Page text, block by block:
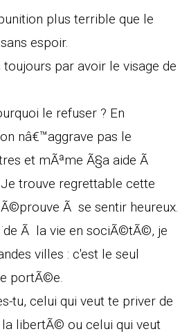
plus terrible que le
espoir.
par avoir le visage de
le refuser ? En
nâ€™aggrave pas le
et mÃªme Ã§a aide Ã
trouve regrettable cette
Ã se sentir heureux.
Ã la vie en sociÃ©tÃ©, je
villes : c'est le seul
portÃ©e.
tu, celui qui veut te priver de
libertÃ© ou celui qui veut